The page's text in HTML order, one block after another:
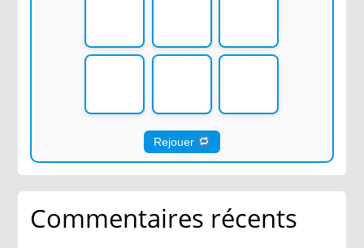
Rejouer
Commentaires récents